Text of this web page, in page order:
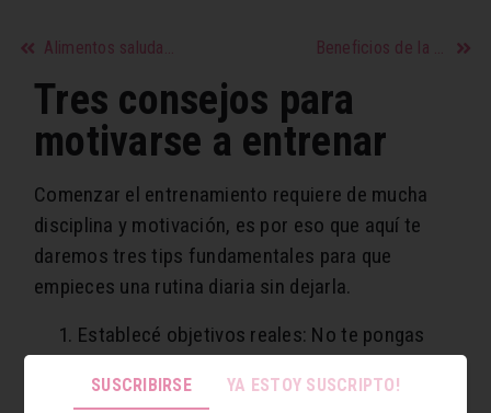
Alimentos saludables Beneficios de la calabaza
Tres consejos para
motivarse a entrenar
Comenzar el entrenamiento requiere de mucha
disciplina y motivación, es por eso que aquí te
daremos tres tips fundamentales para que
empieces una rutina diaria sin dejarla.
Establecé objetivos reales: No te pongas
semanas, por ejemplo, bajar “x” cantidad de
SUSCRIBIRSE YA ESTOY SUSCRIPTO!